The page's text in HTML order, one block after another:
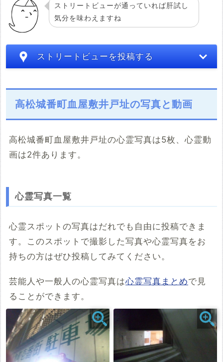
ストリートビューが通っていれば肝試し
気分を味わえますね
ストリートビューを投稿する
※「共有HTML」はパソコンでしか取得できないようです
例：<iframe src="https://www.google.com/maps/embed?
pb=******" width="600" height="450" frameborder="0"
コメント
高松城番町血屋敷井戸址の写真と動画
高松城番町血屋敷井戸址の心霊写真は5枚、心霊動
画は2件あります。
心霊写真一覧
心霊スポットの写真はだれでも自由に投稿できま
す。このスポットで撮影した写真や心霊写真をお
持ちの方はぜひ投稿してみてください。
芸能人や一般人の心霊写真は心霊写真まとめで見
ることができます。